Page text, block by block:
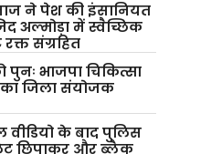
ने पेश की इंसानियत
अल्मोड़ा में स्वैच्छिक
संग्रहित
पुनः भाजपा चिकित्सा
जिला संयोजक
वीडियो के बाद पुलिस
छिपाकर और ब्लैक